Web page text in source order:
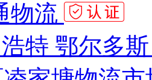
物流
特 鄂尔多